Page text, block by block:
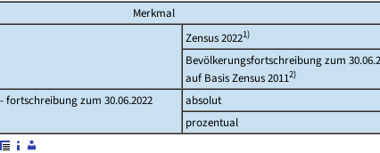
Merkmal
Zensus 20221)
Bevölkerungsfortschreibung zum
auf Basis Zensus 20112)
fortschreibung zum 30.06.2022
absolut
prozentual